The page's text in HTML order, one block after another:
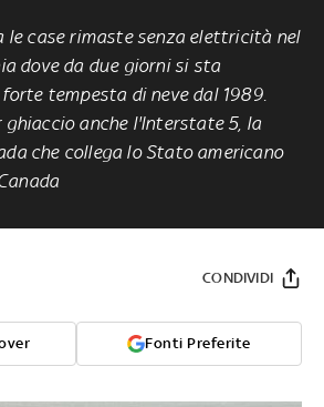
le case rimaste senza elettricità nel
dove da due giorni si sta
tempesta di neve dal 1989.
ghiaccio anche l'Interstate 5, la
che collega lo Stato americano
Fonti Preferite
CONDIVIDI